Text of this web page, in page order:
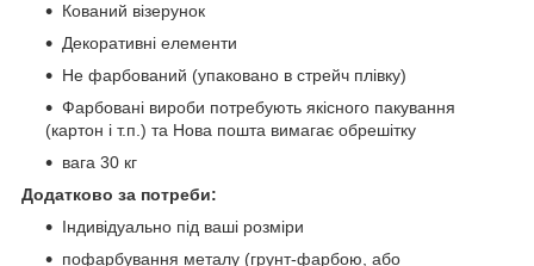
Кований візерунок
Декоративні елементи
Не фарбований (упаковано в стрейч плівку)
Фарбовані вироби потребують якісного пакування
(картон і т.п.) та Нова пошта вимагає обрешітку
вага 30 кг
Додатково за потреби:
Індивідуально під ваші розміри
пофарбування металу (грунт-фарбою, або